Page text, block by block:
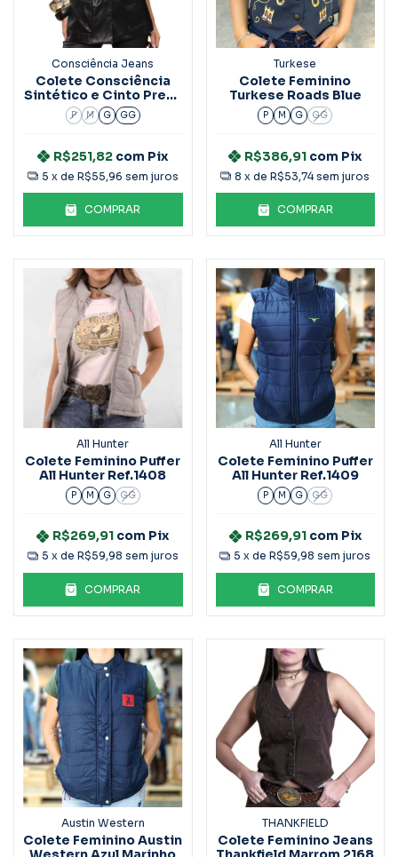
Consciência Jeans
Colete Consciência
Sintético e Cinto Preto
90642
P M G GG
R$251,82 com Pix
5 x de R$55,96 sem juros
COMPRAR
Turkese
Colete Feminino
Turkese Roads Blue
P M G GG
R$386,91 com Pix
8 x deR$53,74 sem juros
COMPRAR
All Hunter
Colete Feminino Puffer
All Hunter Ref.1408
P M G GG
R$269,91 com Pix
5 x de R$59,98 sem juros
COMPRAR
All Hunter
Colete Feminino Puffer
All Hunter Ref.1409
P M G GG
R$269,91 com Pix
5 x deR$59,98 sem juros
COMPRAR
Austin Western
Colete Feminino Austin
THANKFIELD
Colete Feminino Jeans